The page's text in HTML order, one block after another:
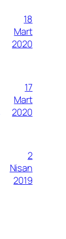
18
Mart
2020
17
Mart
2020
2
Nisan
2019